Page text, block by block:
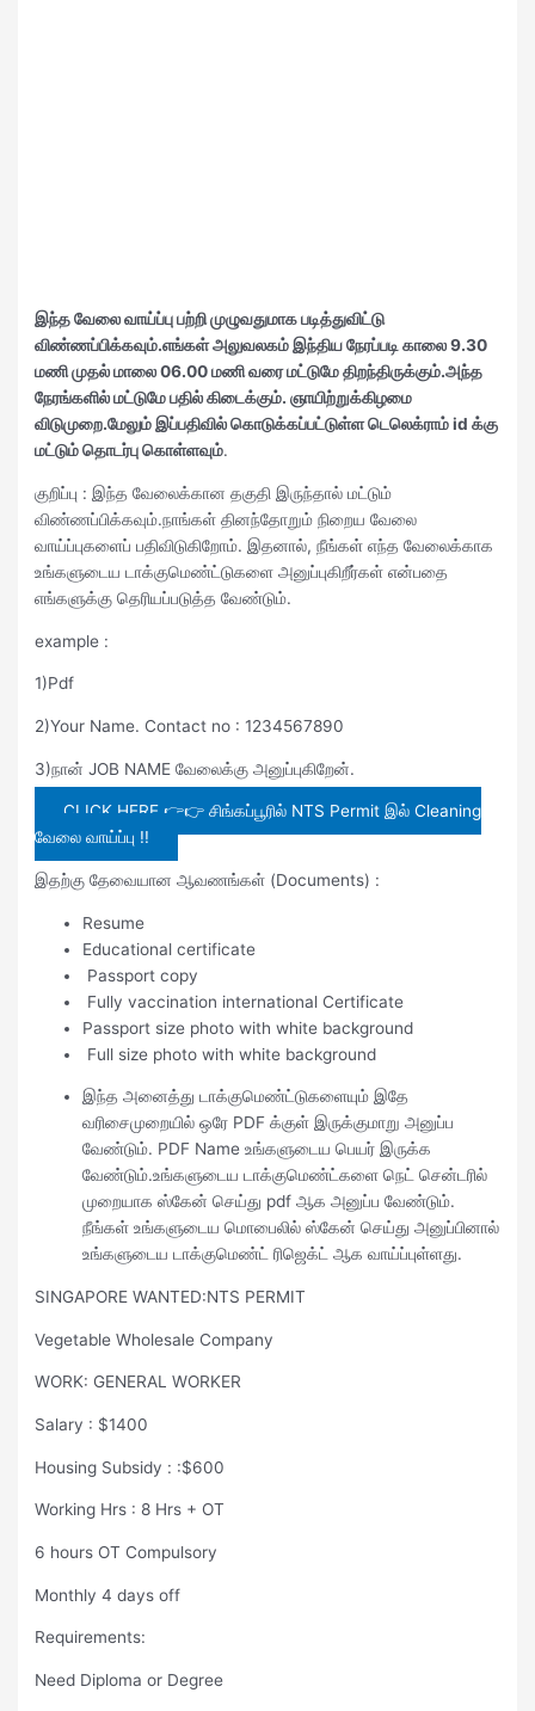
இந்த வேலை வாய்ப்பு பற்றி முழுவதுமாக படித்துவிட்டு
விண்ணப்பிக்கவும்.எங்கள் அலுவலகம் இந்திய நேரப்படி காலை 9.30
மணி முதல் மாலை 06.00 மணி வரை மட்டுமே திறந்திருக்கும்.அந்த
நேரங்களில் மட்டுமே பதில் கிடைக்கும். ஞாயிற்றுக்கிழமை
விடுமுறை.மேலும் இப்பதிவில் கொடுக்கப்பட்டுள்ள டெலெக்ராம் id க்கு
மட்டும் தொடர்பு கொள்ளவும்.
குறிப்பு : இந்த வேலைக்கான தகுதி இருந்தால் மட்டும்
விண்ணப்பிக்கவும்.நாங்கள் தினந்தோறும் நிறைய வேலை
வாய்ப்புகளைப் பதிவிடுகிறோம். இதனால், நீங்கள் எந்த வேலைக்காக
உங்களுடைய டாக்குமெண்ட்டுகளை அனுப்புகிறீர்கள் என்பதை
எங்களுக்கு தெரியப்படுத்த வேண்டும்.
example :
1)Pdf
2)Your Name. Contact no : 1234567890
3)நான் JOB NAME வேலைக்கு அனுப்புகிறேன்.
CLICK HERE 👉👉 சிங்கப்பூரில் NTS Permit இல் Cleaning
வேலை வாய்ப்பு !!
இதற்கு தேவையான ஆவணங்கள் (Documents) :
Resume
Educational certificate
Passport copy
Fully vaccination international Certificate
Passport size photo with white background
Full size photo with white background
இந்த அனைத்து டாக்குமெண்ட்டுகளையும் இதே
வரிசைமுறையில் ஒரே PDF க்குள் இருக்குமாறு அனுப்ப
வேண்டும். PDF Name உங்களுடைய பெயர் இருக்க
வேண்டும்.உங்களுடைய டாக்குமெண்ட்களை நெட் சென்டரில்
முறையாக ஸ்கேன் செய்து pdf ஆக அனுப்ப வேண்டும்.
நீங்கள் உங்களுடைய மொபைலில் ஸ்கேன் செய்து அனுப்பினால்
உங்களுடைய டாக்குமெண்ட் ரிஜெக்ட் ஆக வாய்ப்புள்ளது.
SINGAPORE WANTED:NTS PERMIT
Vegetable Wholesale Company
WORK: GENERAL WORKER
Salary : $1400
Housing Subsidy : :$600
Working Hrs : 8 Hrs + OT
6 hours OT Compulsory
Monthly 4 days off
Requirements:
Need Diploma or Degree